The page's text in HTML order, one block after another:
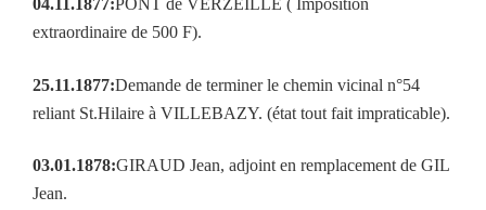
04.11.1877: PONT de VERZEILLE ( Imposition
extraordinaire de 500 F).
25.11.1877:Demande de terminer le chemin vicinal n°54
reliant St.Hilaire à VILLEBAZY. (état tout fait impraticable).
03.01.1878:GIRAUD Jean, adjoint en remplacement de GIL
Jean.